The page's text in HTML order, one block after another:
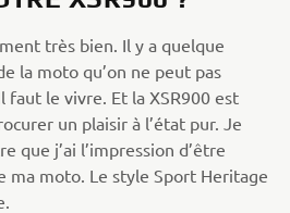
très bien. Il y a quelque
la moto qu’on ne peut pas
faut le vivre. Et la XSR900 est
un plaisir à l’état pur. Je
que j’ai l’impression d’être
ma moto. Le style Sport Heritage